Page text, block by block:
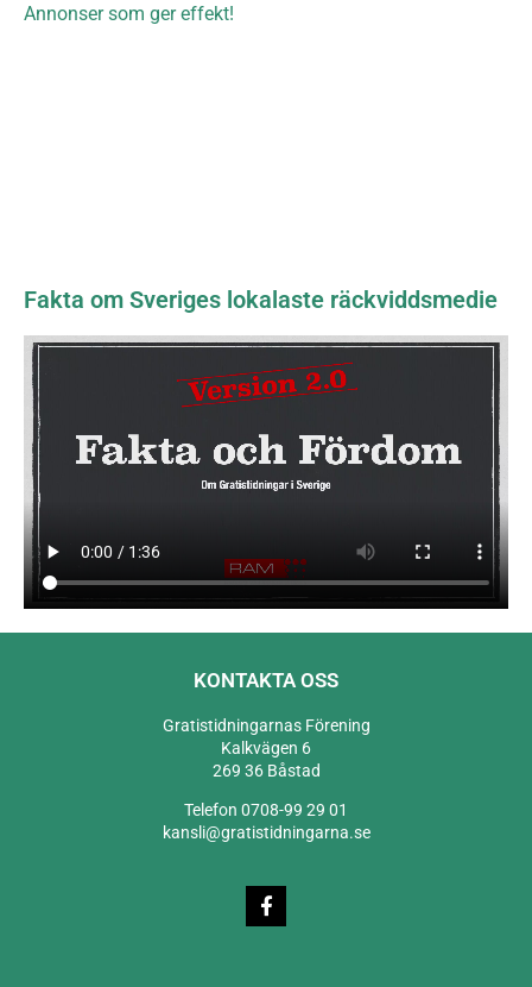
Annonser som ger effekt!
Fakta om Sveriges lokalaste räckviddsmedie
KONTAKTA OSS
Gratistidningarnas Förening
Kalkvägen 6
269 36 Båstad
Telefon 0708-99 29 01
kansli@gratistidningarna.se